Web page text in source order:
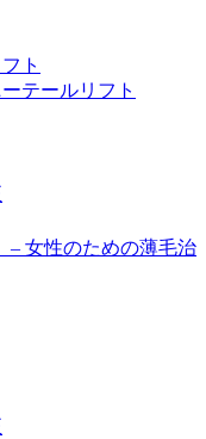
ト
テールリフト
– 女性のための薄毛治